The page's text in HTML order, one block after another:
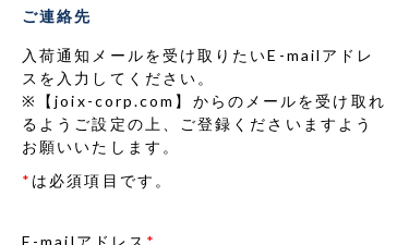
ご連絡先
入荷通知メールを受け取りたいE-mailアドレ
スを入力してください。
※【joix-corp.com】からのメールを受け取れ
るようご設定の上、ご登録くださいますよう
お願いいたします。
* は必須項目です。
E-mailアドレス *